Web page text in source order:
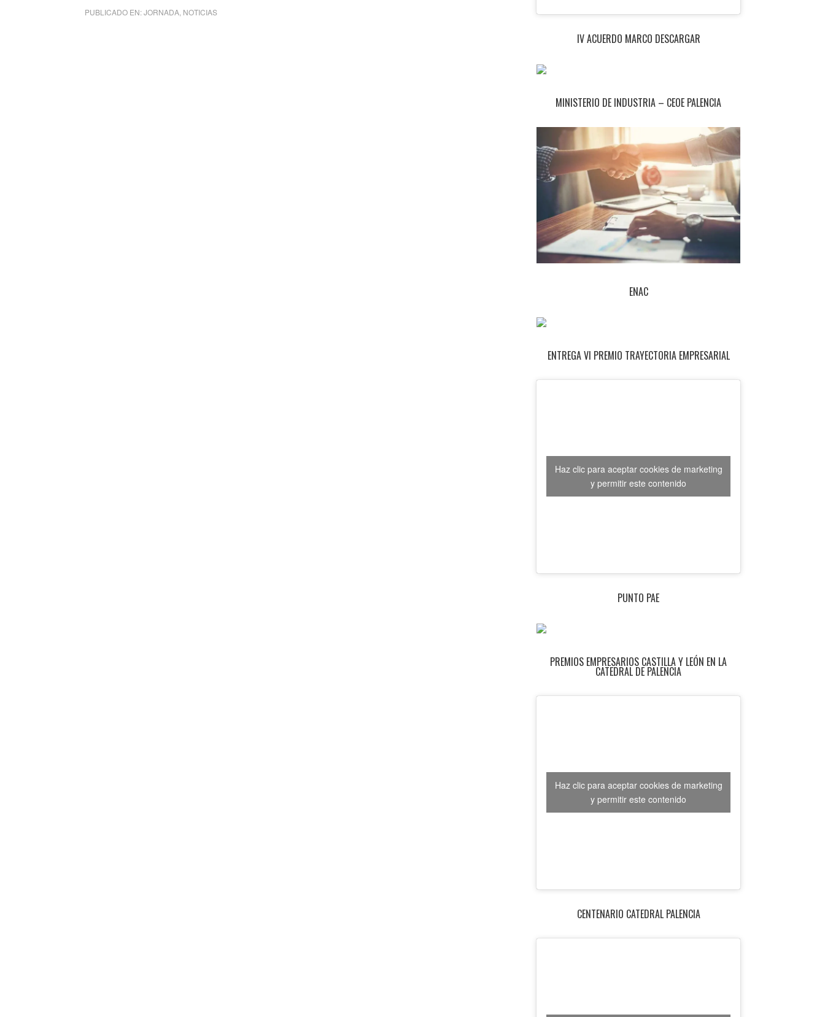
PUBLICADO EN:JORNADA NOTICIAS
IV ACUERDO MARCO DESCARGAR
MINISTERIO DE INDUSTRIA – CEOE PALENCIA
ENAC
ENTREGA VI PREMIO TRAYECTORIA EMPRESARIAL
Haz clic para aceptar cookies de marketing
y permitir este contenido
PUNTO PAE
PREMIOS EMPRESARIOS CASTILLA Y LEÓN EN LA
CATEDRAL DE PALENCIA
Haz clic para aceptar cookies de marketing
y permitir este contenido
CENTENARIO CATEDRAL PALENCIA